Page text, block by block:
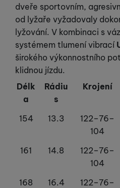
dveře sportovním,
od lyžaře vyžadovaly
lyžování. V kombinaci s
systémem tlumení vibrací
širokého výkonnostního
klidnou jízdu.
Délk
a
Rádiu
s
Krojení
154 13.3
122–76–
104
161
14.8
122–76–
104
168
16.4
122–76–